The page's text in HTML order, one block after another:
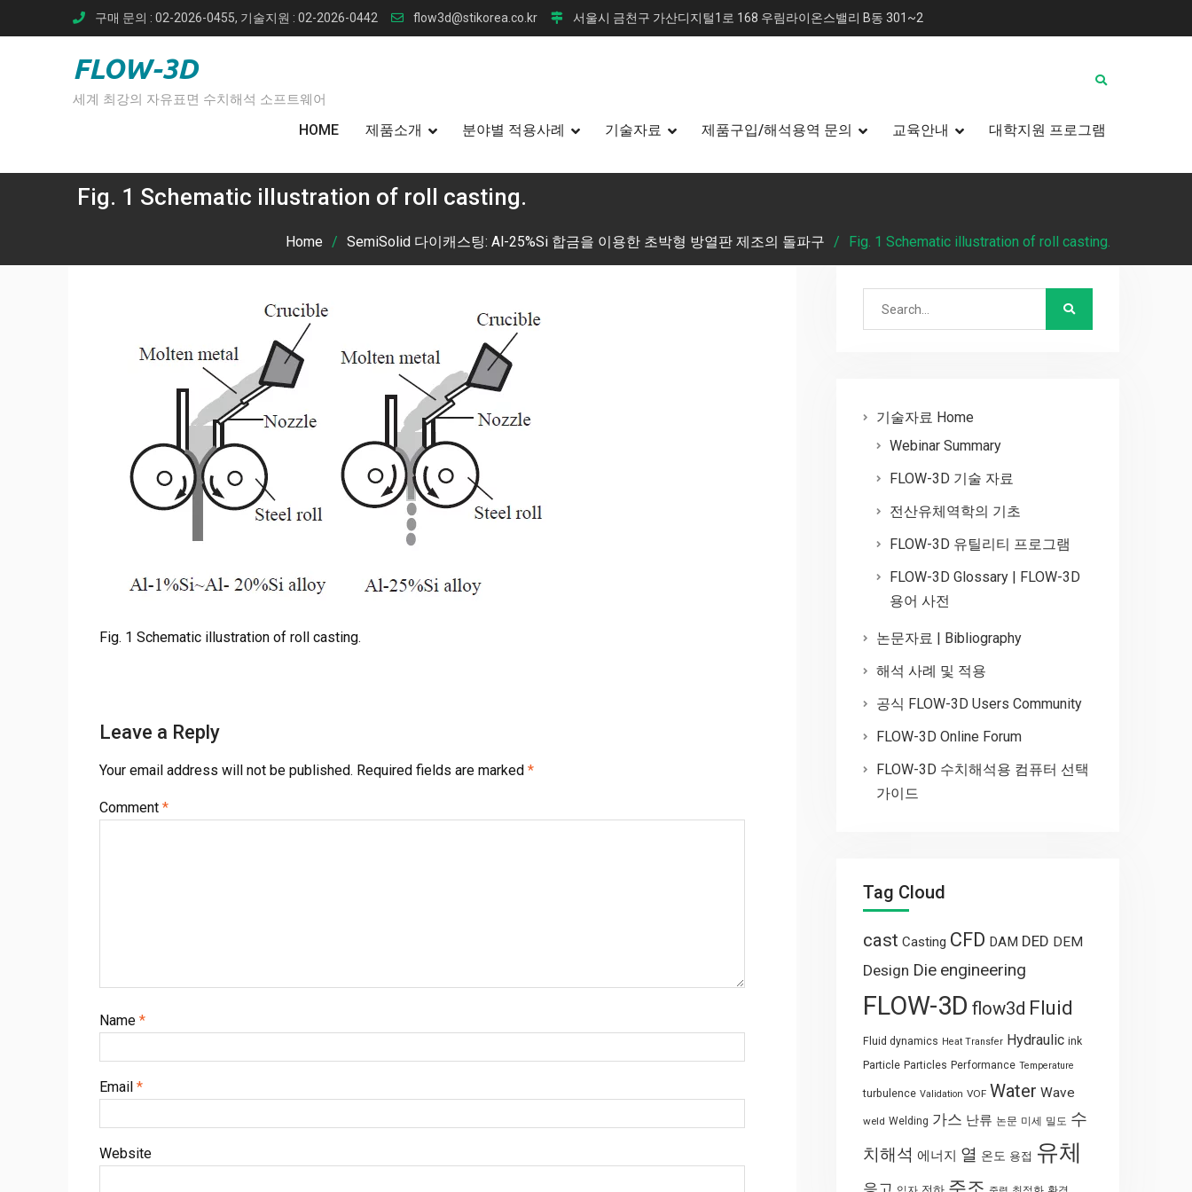
to
구매 문의 : 02-2026-0455, 기술지원 : 02-2026-0442 flow3d@stikorea.co.kr 서울시 금천구 가산디지털1로 168 우림라이온스밸리 B동 301~2
FLOW-3D
세계 최강의 자유표면 수치해석 소프트웨어
HOME 제품소개 분야별 적용사례 기술자료 제품구입/해석용역 문의 교육안내 대학지원 프로그램
Fig. 1 Schematic illustration of roll casting.
Home SemiSolid 다이캐스팅: Al-25%Si 합금을 이용한 초박형 방열판 제조의 돌파구 Fig. 1 Schematic illustration of roll casting.
Fig. 1 Schematic illustration of roll casting.
Leave a Reply
Your email address will not be published. Required fields are marked *
Comment *
Name *
Email *
Website
기술자료 Home
Webinar Summary
FLOW-3D 기술 자료
전산유체역학의 기초
FLOW-3D 유틸리티 프로그램
FLOW-3D Glossary | FLOW-3D
용어 사전
논문자료 | Bibliography
해석 사례 및 적용
공식 FLOW-3D Users Community
FLOW-3D Online Forum
FLOW-3D 수치해석용 컴퓨터 선택
가이드
Tag Cloud
cast Casting CFD DAM DED DEM
Design Die engineering
FLOW-3D flow3d Fluid
Fluid dynamics Heat Transfer Hydraulic ink
Particle Particles Performance Temperature
turbulence Validation VOF Water Wave
weld Welding 가스 난류 논문 미세 밀도 수
치해석 에너지 열 온도 용접 유체
응고 주조